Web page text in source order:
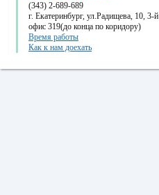
(343) 2-689-689
г. Екатеринбург, ул.Радищева, 10, 3-
офис 319(до конца по коридору)
Время работы
Как к нам доехать